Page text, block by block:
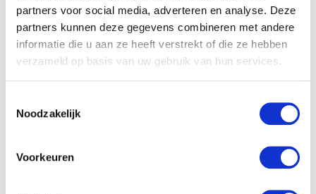
partners voor social media, adverteren en analyse. Deze
partners kunnen deze gegevens combineren met andere
informatie die u aan ze heeft verstrekt of die ze hebben
verzameld op basis van uw gebruik van hun services.
Noodzakelijk
Voorkeuren
Pampers Baby Dry – Luiers
Maat 2 Midpak 48 stuks
23.49
Pampers Baby luier New
Baby Maat 0 – 48 stuks
€24.95